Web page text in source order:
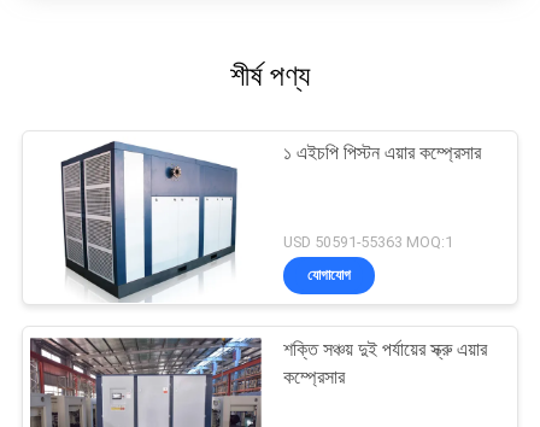
শীর্ষ পণ্য
১ এইচপি পিস্টন এয়ার কম্প্রেসার
USD 50591-55363 MOQ:1
যোগাযোগ
শক্তি সঞ্চয় দুই পর্যায়ের স্ক্রু এয়ার
কম্প্রেসার